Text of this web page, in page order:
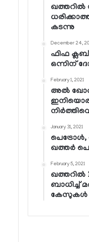
കടന്നു
December 24,
ഫിഫ
ഒന്നിന്
February 1, 2021
അല്‍
January 31, 2021
ഖത്തര്‍
February 5, 2021
ഖത്തറില്‍
ബാധിച്ച്
കേസുകള്‍